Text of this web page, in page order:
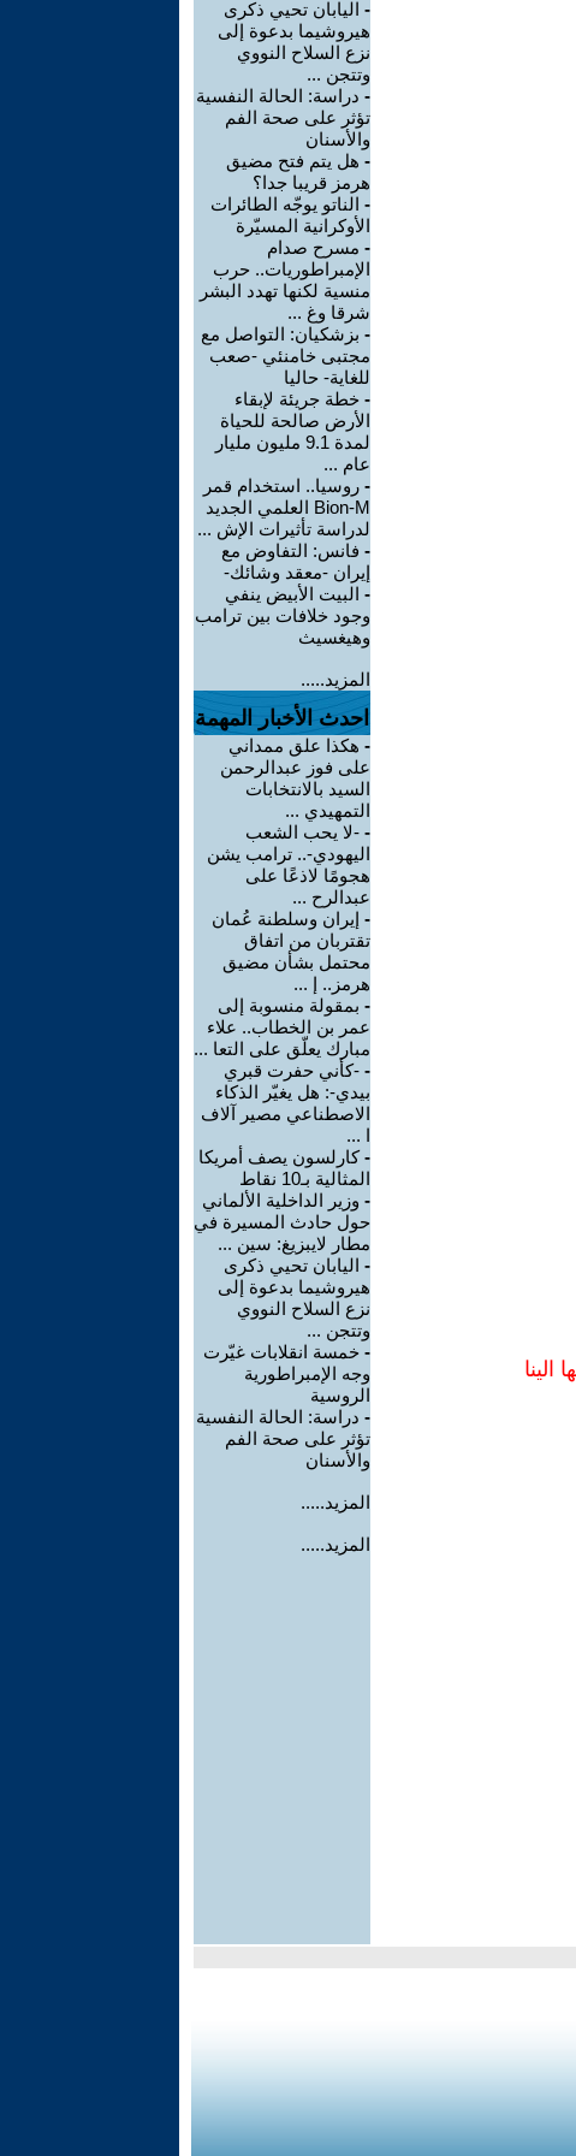
- اليابان تحيي ذكرى
هيروشيما بدعوة إلى
نزع السلاح النووي
وتتجن ...
- دراسة: الحالة النفسية
تؤثر على صحة الفم
والأسنان
- هل يتم فتح مضيق
هرمز قريبا جدا؟
- الناتو يوجّه الطائرات
الأوكرانية المسيّرة
- مسرح صدام
الإمبراطوريات.. حرب
منسية لكنها تهدد البشر
شرقا وغ ...
- بزشكيان: التواصل مع
مجتبى خامنئي -صعب
للغاية- حاليا
- خطة جريئة لإبقاء
الأرض صالحة للحياة
لمدة 9.1 مليون مليار
عام ...
- روسيا.. استخدام قمر
Bion-M العلمي الجديد
لدراسة تأثيرات الإش ...
- فانس: التفاوض مع
إيران -معقد وشائك-
- البيت الأبيض ينفي
وجود خلافات بين ترامب
وهيغسيث
المزيد.....
احدث الأخبار المهمة
- هكذا علق ممداني
على فوز عبدالرحمن
السيد بالانتخابات
التمهيدي ...
- -لا يحب الشعب
اليهودي-.. ترامب يشن
هجومًا لاذعًا على
عبدالرح ...
- إيران وسلطنة عُمان
تقتربان من اتفاق
محتمل بشأن مضيق
هرمز.. إ ...
- بمقولة منسوبة إلى
عمر بن الخطاب.. علاء
مبارك يعلّق على التعا ...
- -كأني حفرت قبري
بيدي-: هل يغيّر الذكاء
الاصطناعي مصير آلاف
ا ...
-كارلسون يصف أمريكا
المثالية بـ10 نقاط
- وزير الداخلية الألماني
حول حادث المسيرة في
مطار لايبزيغ: سين ...
- اليابان تحيي ذكرى
هيروشيما بدعوة إلى
نزع السلاح النووي
وتتجن ...
- خمسة انقلابات غيّرت
وجه الإمبراطورية
الروسية
- دراسة: الحالة النفسية
تؤثر على صحة الفم
والأسنان
المزيد.....
المزيد.....